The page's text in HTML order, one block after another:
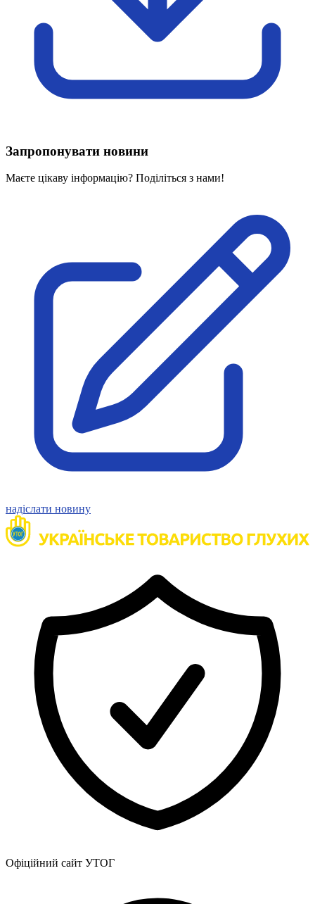
Харківська область
Херсонська область
Хмельницька область
Вивчаємо жестову мову
Дитяча сторінка
Новини про жестову мову
Проєкт "Жестова мова для поліцейських"
На допомогу військовим
Медична термінологія жестовою мовою
Нормативна база УТОГ
Конвенція ООН
Законодавство
Декларації
Документи ВФГ
Міжнародні документи
Запропонувати новини
Маєте цікаву інформацію? Поділіться з нами!
надіслати новину
Офіційний сайт УТОГ